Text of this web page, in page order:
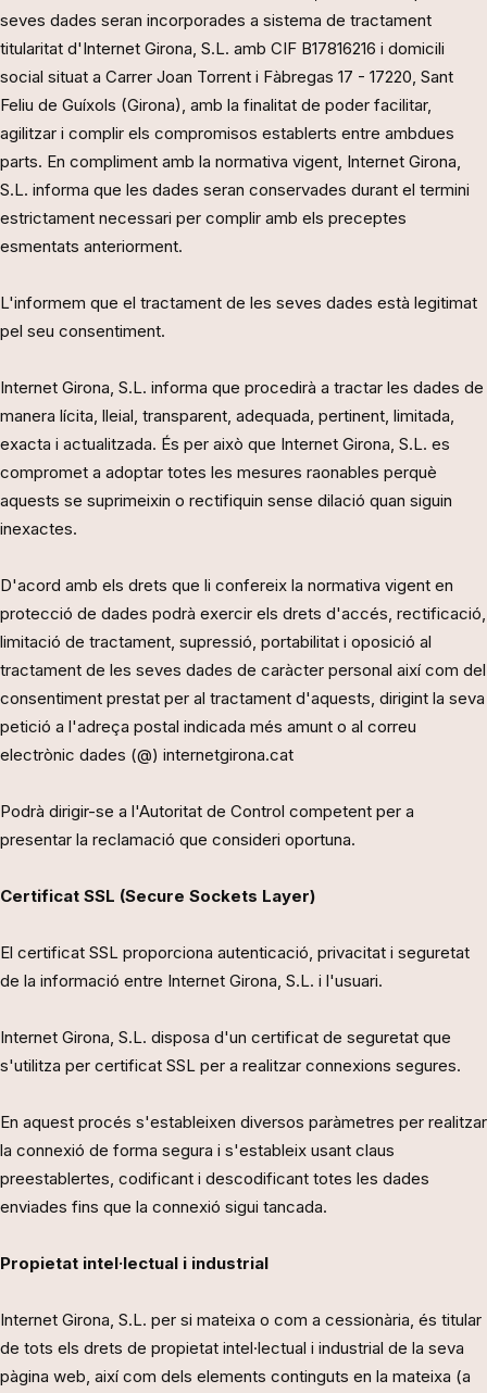
seves dades seran incorporades a sistema de tractament
titularitat d'Internet Girona, S.L. amb CIF B17816216 i domicili
social situat a Carrer Joan Torrent i Fàbregas 17 - 17220, Sant
Feliu de Guíxols (Girona), amb la finalitat de poder facilitar,
agilitzar i complir els compromisos establerts entre ambdues
parts. En compliment amb la normativa vigent, Internet Girona,
S.L. informa que les dades seran conservades durant el termini
estrictament necessari per complir amb els preceptes
esmentats anteriorment.
L'informem que el tractament de les seves dades està legitimat
pel seu consentiment.
Internet Girona, S.L. informa que procedirà a tractar les dades de
manera lícita, lleial, transparent, adequada, pertinent, limitada,
exacta i actualitzada. És per això que Internet Girona, S.L. es
compromet a adoptar totes les mesures raonables perquè
aquests se suprimeixin o rectifiquin sense dilació quan siguin
inexactes.
D'acord amb els drets que li confereix la normativa vigent en
protecció de dades podrà exercir els drets d'accés, rectificació,
limitació de tractament, supressió, portabilitat i oposició al
tractament de les seves dades de caràcter personal així com del
consentiment prestat per al tractament d'aquests, dirigint la seva
petició a l'adreça postal indicada més amunt o al correu
electrònic dades (@) internetgirona.cat
Podrà dirigir-se a l'Autoritat de Control competent per a
presentar la reclamació que consideri oportuna.
Certificat SSL (Secure Sockets Layer)
El certificat SSL proporciona autenticació, privacitat i seguretat
de la informació entre Internet Girona, S.L. i l'usuari.
Internet Girona, S.L. disposa d'un certificat de seguretat que
s'utilitza per certificat SSL per a realitzar connexions segures.
En aquest procés s'estableixen diversos paràmetres per realitzar
la connexió de forma segura i s'estableix usant claus
preestablertes, codificant i descodificant totes les dades
enviades fins que la connexió sigui tancada.
Propietat intel·lectual i industrial
Internet Girona, S.L. per si mateixa o com a cessionària, és titular
de tots els drets de propietat intel·lectual i industrial de la seva
pàgina web, així com dels elements continguts en la mateixa (a